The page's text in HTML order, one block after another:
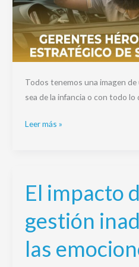
Todos tenemos una imagen
sea de la infancia o con todo lo
Leer más »
El impacto
gestión
las
El
impacto
de
la
gestión
inadecuada